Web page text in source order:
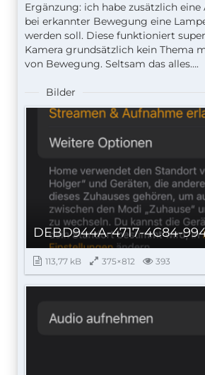
Ergänzung: ich habe zusätzlich
bei erkannter Bewegung eine
werden soll. Diese funktioniert
Kamera grundsätzlich kein Thema
von Bewegung. Seltsam das alles….
Bilder
113,77 kB 375×812 393